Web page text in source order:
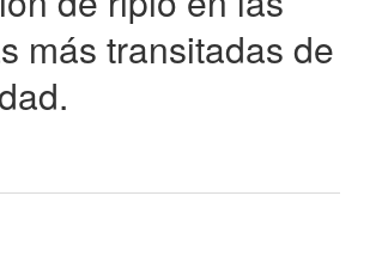
más transitadas de